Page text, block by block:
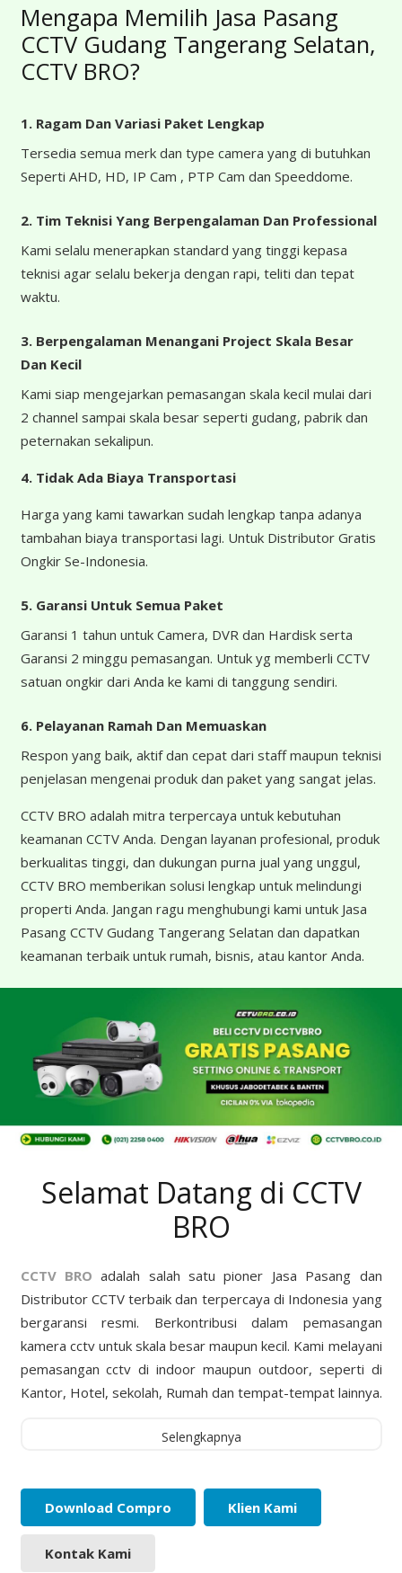
Mengapa Memilih Jasa Pasang
CCTV Gudang Tangerang Selatan,
CCTV BRO?
1. Ragam Dan Variasi Paket Lengkap
Tersedia semua merk dan type camera yang di butuhkan
Seperti AHD, HD, IP Cam , PTP Cam dan Speeddome.
2. Tim Teknisi Yang Berpengalaman Dan Professional
Kami selalu menerapkan standard yang tinggi kepasa
teknisi agar selalu bekerja dengan rapi, teliti dan tepat
waktu.
3. Berpengalaman Menangani Project Skala Besar
Dan Kecil
Kami siap mengejarkan pemasangan skala kecil mulai dari
2 channel sampai skala besar seperti gudang, pabrik dan
peternakan sekalipun.
4. Tidak Ada Biaya Transportasi
Harga yang kami tawarkan sudah lengkap tanpa adanya
tambahan biaya transportasi lagi. Untuk Distributor Gratis
Ongkir Se-Indonesia.
5. Garansi Untuk Semua Paket
Garansi 1 tahun untuk Camera, DVR dan Hardisk serta
Garansi 2 minggu pemasangan. Untuk yg memberli CCTV
satuan ongkir dari Anda ke kami di tanggung sendiri.
6. Pelayanan Ramah Dan Memuaskan
Respon yang baik, aktif dan cepat dari staff maupun teknisi
penjelasan mengenai produk dan paket yang sangat jelas.
CCTV BRO adalah mitra terpercaya untuk kebutuhan
keamanan CCTV Anda. Dengan layanan profesional, produk
berkualitas tinggi, dan dukungan purna jual yang unggul,
CCTV BRO memberikan solusi lengkap untuk melindungi
properti Anda. Jangan ragu menghubungi kami untuk Jasa
Pasang CCTV Gudang Tangerang Selatan dan dapatkan
keamanan terbaik untuk rumah, bisnis, atau kantor Anda.
Selamat Datang di CCTV
BRO
CCTV BRO adalah salah satu pioner Jasa Pasang dan
Distributor CCTV terbaik dan terpercaya di Indonesia yang
bergaransi resmi. Berkontribusi dalam pemasangan
kamera cctv untuk skala besar maupun kecil. Kami melayani
pemasangan cctv di indoor maupun outdoor, seperti di
Kantor, Hotel, sekolah, Rumah dan tempat-tempat lainnya.
Selengkapnya
Download Compro Klien Kami
Kontak Kami